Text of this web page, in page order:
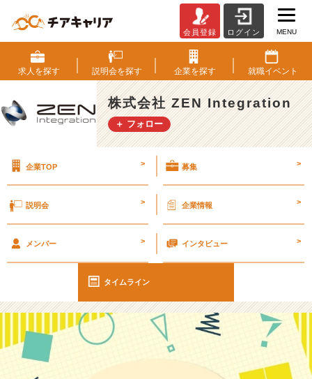
ん
な
会
社？」
と
聞
ら？
【株
Z
E
N
I
会員登録 ログイン MENU
求人を探す 説明会を探す 企業を探す 就職イベント
株式会社 ZEN Integration
＋ フォロー
企業TOP > 募集 >
説明会 > 企業情報 >
メンバー > インタビュー >
タイムライン